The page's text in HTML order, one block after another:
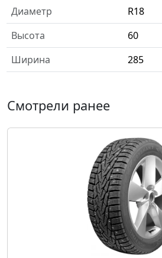
Диаметр
R18
Высота
60
Ширина
285
Смотрели ранее